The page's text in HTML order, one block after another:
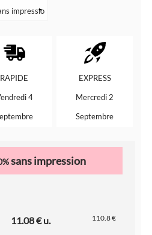
RAPIDE
4
EXPRESS
Mercredi 2
Septembre
sans impression
11.08 € u. 110.8 €